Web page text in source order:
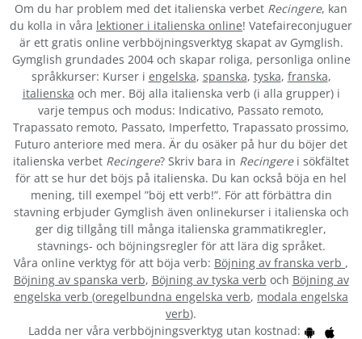
Om du har problem med det italienska verbet Recingere, kan
du kolla in våra lektioner i italienska online! Vatefaireconjuguer
är ett gratis online verbböjningsverktyg skapat av Gymglish.
Gymglish grundades 2004 och skapar roliga, personliga online
språkkurser: Kurser i engelska, spanska, tyska, franska,
italienska och mer. Böj alla italienska verb (i alla grupper) i
varje tempus och modus: Indicativo, Passato remoto,
Trapassato remoto, Passato, Imperfetto, Trapassato prossimo,
Futuro anteriore med mera. Är du osäker på hur du böjer det
italienska verbet Recingere? Skriv bara in Recingerei sökfältet
för att se hur det böjs på italienska. Du kan också böja en hel
mening, till exempel ”böj ett verb!”. För att förbättra din
stavning erbjuder Gymglish även onlinekurser i italienska och
ger dig tillgång till många italienska grammatikregler,
stavnings- och böjningsregler för att lära dig språket.
Våra online verktyg för att böja verb: Böjning av franska verb ,
Böjning av spanska verb, Böjning av tyska verb och Böjning av
engelska verb (oregelbundna engelska verb, modala engelska
verb).
Ladda ner våra verbböjningsverktyg utan kostnad: